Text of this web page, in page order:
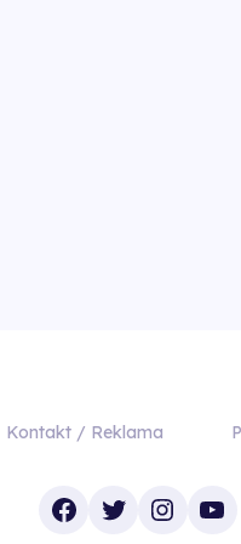
Kontakt / Reklama
Facebook
Twitter